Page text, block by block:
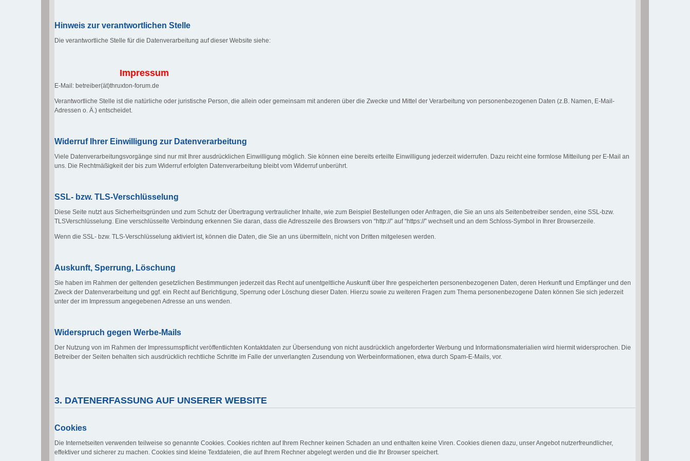
Hinweis zur verantwortlichen Stelle
Die verantwortliche Stelle für die Datenverarbeitung auf dieser Website siehe:
Impressum
E-Mail: betreiber(ät)thruxton-forum.de
Verantwortliche Stelle ist die natürliche oder juristische Person, die allein oder gemeinsam mit anderen über die Zwecke und Mittel der Verarbeitung von personenbezogenen Daten (z.B. Namen, E-Mail-
Adressen o. Ä.) entscheidet.
Widerruf Ihrer Einwilligung zur Datenverarbeitung
Viele Datenverarbeitungsvorgänge sind nur mit Ihrer ausdrücklichen Einwilligung möglich. Sie können eine bereits erteilte Einwilligung jederzeit widerrufen. Dazu reicht eine formlose Mitteilung per E-Mail an
uns. Die Rechtmäßigkeit der bis zum Widerruf erfolgten Datenverarbeitung bleibt vom Widerruf unberührt.
SSL- bzw. TLS-Verschlüsselung
Diese Seite nutzt aus Sicherheitsgründen und zum Schutz der Übertragung vertraulicher Inhalte, wie zum Beispiel Bestellungen oder Anfragen, die Sie an uns als Seitenbetreiber senden, eine SSL-bzw.
TLSVerschlüsselung. Eine verschlüsselte Verbindung erkennen Sie daran, dass die Adresszeile des Browsers von “http://” auf “https://” wechselt und an dem Schloss-Symbol in Ihrer Browserzeile.
Wenn die SSL- bzw. TLS-Verschlüsselung aktiviert ist, können die Daten, die Sie an uns übermitteln, nicht von Dritten mitgelesen werden.
Auskunft, Sperrung, Löschung
Sie haben im Rahmen der geltenden gesetzlichen Bestimmungen jederzeit das Recht auf unentgeltliche Auskunft über Ihre gespeicherten personenbezogenen Daten, deren Herkunft und Empfänger und den
Zweck der Datenverarbeitung und ggf. ein Recht auf Berichtigung, Sperrung oder Löschung dieser Daten. Hierzu sowie zu weiteren Fragen zum Thema personenbezogene Daten können Sie sich jederzeit
unter der im Impressum angegebenen Adresse an uns wenden.
Widerspruch gegen Werbe-Mails
Der Nutzung von im Rahmen der Impressumspflicht veröffentlichten Kontaktdaten zur Übersendung von nicht ausdrücklich angeforderter Werbung und Informationsmaterialien wird hiermit widersprochen. Die
Betreiber der Seiten behalten sich ausdrücklich rechtliche Schritte im Falle der unverlangten Zusendung von Werbeinformationen, etwa durch Spam-E-Mails, vor.
3. DATENERFASSUNG AUF UNSERER WEBSITE
Cookies
Die Internetseiten verwenden teilweise so genannte Cookies. Cookies richten auf Ihrem Rechner keinen Schaden an und enthalten keine Viren. Cookies dienen dazu, unser Angebot nutzerfreundlicher,
effektiver und sicherer zu machen. Cookies sind kleine Textdateien, die auf Ihrem Rechner abgelegt werden und die Ihr Browser speichert.